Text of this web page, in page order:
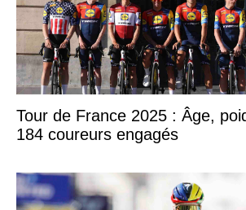
Tour de France 2025 : Âge,
184 coureurs engagés